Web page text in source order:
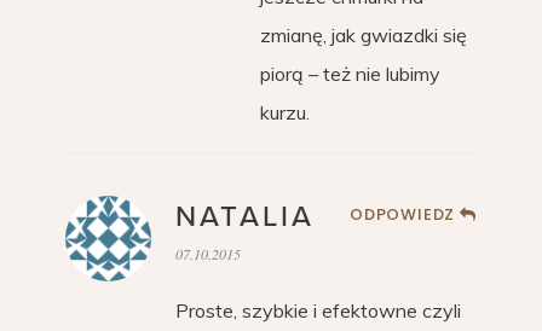
zmianę, jak gwiazdki się
piorą – też nie lubimy
kurzu.
NATALIA ODPOWIEDZ
07.10.2015
Proste, szybkie i efektowne czyli